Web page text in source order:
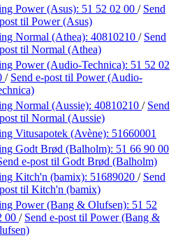
Power (Asus): 51 52 02 00 / Send
til Power (Asus)
Normal (Athea): 40810210 / Send
til Normal (Athea)
Power (Audio-Technica): 51 52 02
/ Send e-post til Power (Audio-
Normal (Aussie): 40810210 / Send
til Normal (Aussie)
Vitusapotek (Avène): 51660001
Godt Brød (Balholm): 51 66 90 00
e-post til Godt Brød (Balholm)
Kitch'n (bamix): 51689020 / Send
til Kitch'n (bamix)
Power (Bang & Olufsen): 51 52
00 / Send e-post til Power (Bang &